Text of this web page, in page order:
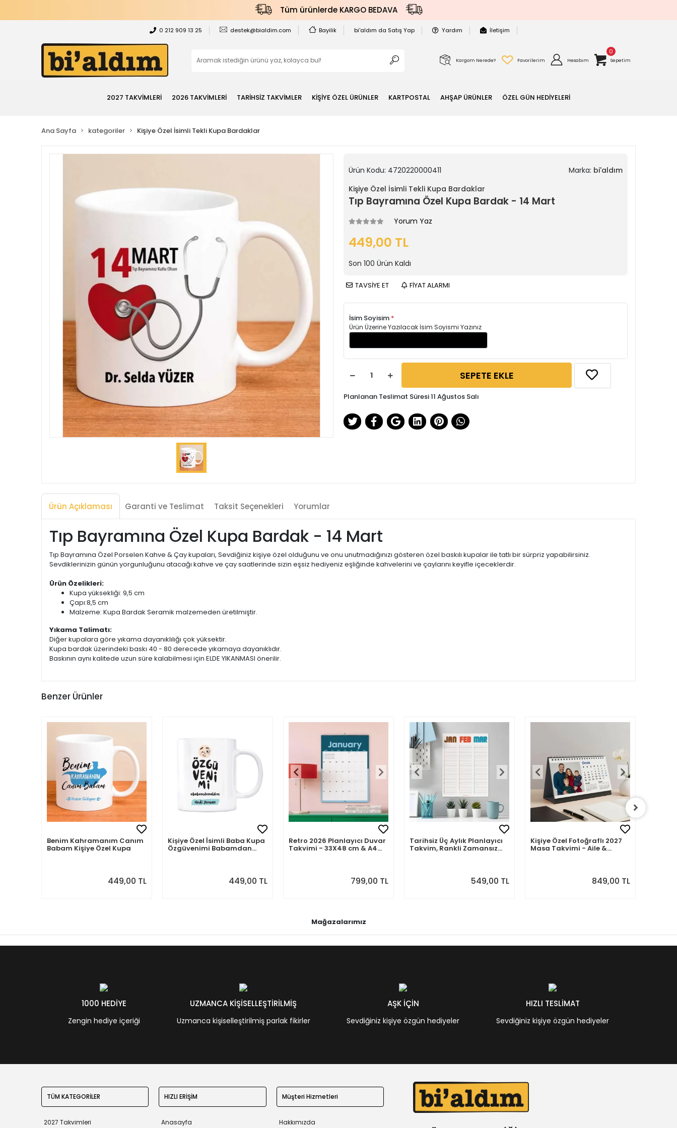
Tüm ürünlerde KARGO BEDAVA
0 212 909 13 25 destek@bialdim.com Bayilik bi'aldım da Satış Yap Yardım İletişim
Kargom Nerede? Favorilerim Hesabım
0
Sepetim
2027 TAKVİMLERİ 2026 TAKVİMLERİ TARİHSİZ TAKVİMLER KİŞİYE ÖZEL ÜRÜNLER KARTPOSTAL AHŞAP ÜRÜNLER ÖZEL GÜN HEDİYELERİ
Ana Sayfa kategoriler Kişiye Özel İsimli Tekli Kupa Bardaklar
Ürün Kodu: 4720220000411 Marka: bi'aldım
Kişiye Özel İsimli Tekli Kupa Bardaklar
Tıp Bayramına Özel Kupa Bardak - 14 Mart
Yorum Yaz
449,00 TL
Son 100 Ürün Kaldı
TAVSİYE ET FİYAT ALARMI
İsim Soyisim *
Ürün Üzerine Yazılacak İsim Soyismi Yazınız
SEPETE EKLE
Planlanan Teslimat Süresi 11 Ağustos Salı
Ürün Açıklaması Garanti ve Teslimat Taksit Seçenekleri Yorumlar
Tıp Bayramına Özel Kupa Bardak - 14 Mart
Tıp Bayramına Özel Porselen Kahve & Çay kupaları, Sevdiğiniz kişiye özel olduğunu ve onu unutmadığınızı gösteren özel baskılı kupalar ile tatlı bir sürpriz yapabilirsiniz.
Sevdiklerinizin günün yorgunluğunu atacağı kahve ve çay saatlerinde sizin eşsiz hediyeniz eşliğinde kahvelerini ve çaylarını keyifle içeceklerdir.
Ürün Özelikleri:
Kupa yüksekliği: 9,5 cm
Çapı:8,5 cm
Malzeme: Kupa Bardak Seramik malzemeden üretilmiştir.
Yıkama Talimatı:
Diğer kupalara göre yıkama dayanıklılığı çok yüksektir.
Kupa bardak üzerindeki baskı 40 - 80 derecede yıkamaya dayanıklıdır.
Baskının aynı kalitede uzun süre kalabilmesi için ELDE YIKANMASI önerilir.
Benzer Ürünler
Benim Kahramanım Canım
Babam Kişiye Özel Kupa
449,00 TL
Kişiye Özel İsimli Baba Kupa
Özgüvenimi Babamdan
449,00 TL
Retro 2026 Planlayıcı Duvar
Takvimi - 33X48 cm & A4
799,00 TL
Tarihsiz Üç Aylık Planlayıcı
Takvim, Rankli Zamansız
549,00 TL
Kişiye Özel Fotoğraflı 2027
Masa Takvimi - Aile &
849,00 TL
Mağazalarımız
1000 HEDİYE
Zengin hediye içeriği
UZMANCA KİŞİSELLEŞTİRİLMİŞ
Uzmanca kişiselleştirilmiş parlak fikirler
AŞK İÇİN
Sevdiğiniz kişiye özgün hediyeler
HIZLI TESLİMAT
Sevdiğiniz kişiye özgün hediyeler
TÜM KATEGORİLER
2027 Takvimleri
HIZLI ERİŞİM
Anasayfa
Müşteri Hizmetleri
Hakkımızda